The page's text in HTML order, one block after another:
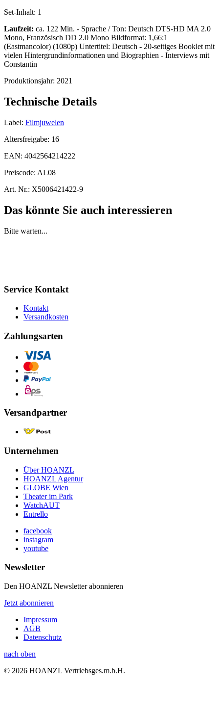
Set-Inhalt: 1
Laufzeit: ca. 122 Min. - Sprache / Ton: Deutsch DTS-HD MA 2.0
Mono, Französisch DD 2.0 Mono Bildformat: 1,66:1
(Eastmancolor) (1080p) Untertitel: Deutsch - 20-seitiges Booklet mit
vielen Hintergrundinformationen und Biographien - Interviews mit
Constantin
Produktionsjahr: 2021
Technische Details
Label: Filmjuwelen
Altersfreigabe: 16
EAN: 4042564214222
Preiscode: AL08
Art. Nr.: X5006421422-9
Das könnte Sie auch interessieren
Bitte warten...
Service Kontakt
Kontakt
Versandkosten
Zahlungsarten
Versandpartner
Unternehmen
Über HOANZL
HOANZL Agentur
GLOBE Wien
Theater im Park
WatchAUT
Entrello
facebook
instagram
youtube
Newsletter
Den HOANZL Newsletter abonnieren
Jetzt abonnieren
Impressum
AGB
Datenschutz
nach oben
© 2026 HOANZL Vertriebsges.m.b.H.